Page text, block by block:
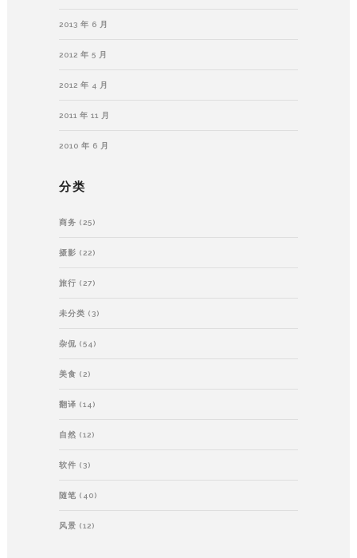
2013 年 6 月
2012 年 5 月
2012 年 4 月
2011 年 11 月
2010 年 6 月
分类
商务 (25)
摄影 (22)
旅行 (27)
未分类 (3)
杂侃 (54)
美食 (2)
翻译 (14)
自然 (12)
软件 (3)
随笔 (40)
风景 (12)